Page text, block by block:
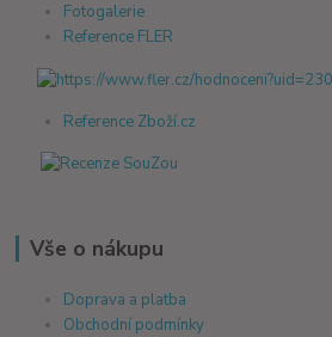
Fotogalerie
Reference FLER
Reference Zboží.cz
Vše o nákupu
Doprava a platba
Obchodní podmínky